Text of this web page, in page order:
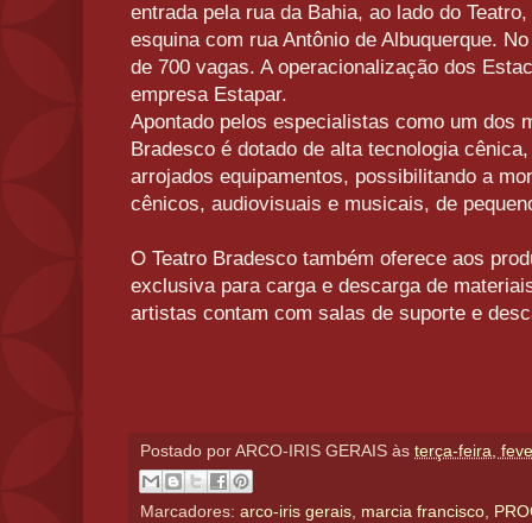
entrada pela rua da Bahia, ao lado do
esquina com rua Antônio de Albuquerque.
de 700 vagas. A operacionalização dos
empresa Estapar.
Apontado pelos especialistas como um dos
Bradesco é dotado de alta tecnologia
arrojados equipamentos, possibilitando a
cênicos, audiovisuais e musicais, de
O Teatro Bradesco também oferece aos
exclusiva para carga e descarga de
artistas contam com salas de suporte e
Postado por ARCO-IRIS GERAIS às terça-feira,
Marcadores: arco-iris gerais, marcia francisco,